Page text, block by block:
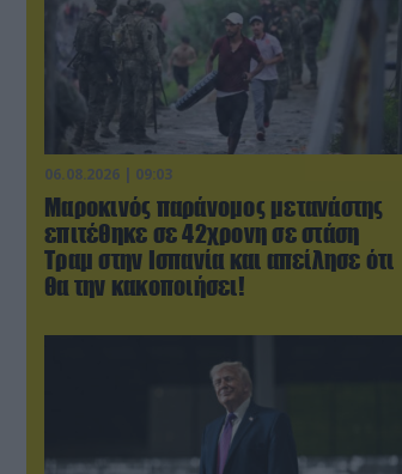
06.08.2026 | 09:03
Μαροκινός παράνομος μετανάστης
επιτέθηκε σε 42χρονη σε στάση
Τραμ στην Ισπανία και απείλησε ότι
θα την κακοποιήσει!